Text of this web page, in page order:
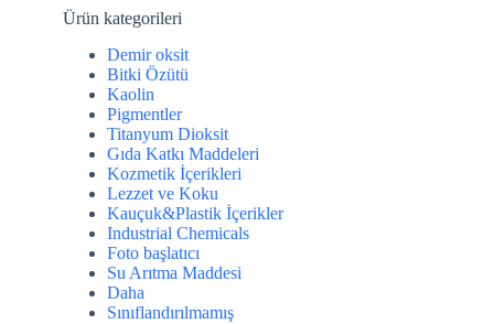
Ürün kategorileri
Demir oksit
Bitki Özütü
Kaolin
Pigmentler
Titanyum Dioksit
Gıda Katkı Maddeleri
Kozmetik İçerikleri
Lezzet ve Koku
Kauçuk&Plastik İçerikler
Industrial Chemicals
Foto başlatıcı
Su Arıtma Maddesi
Daha
Sınıflandırılmamış